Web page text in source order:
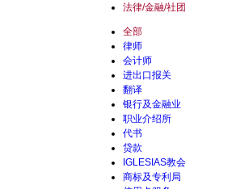
法律/金融/社团
全部
律师
会计师
进出口报关
翻译
银行及金融业
职业介绍所
代书
贷款
IGLESIAS教会
商标及专利局